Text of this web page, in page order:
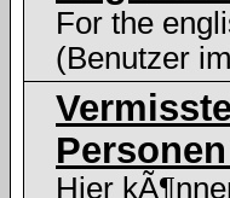
For the
(Benutzer
Hier